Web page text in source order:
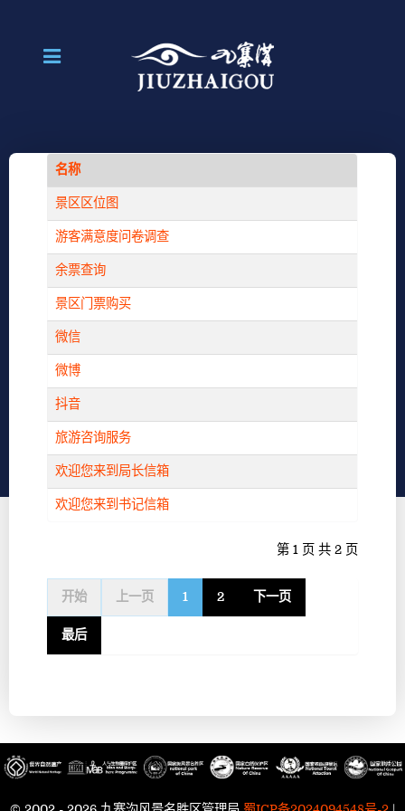
名称
景区区位图
游客满意度问卷调查
余票查询
景区门票购买
微信
微博
抖音
旅游咨询服务
欢迎您来到局长信箱
欢迎您来到书记信箱
第 1 页 共 2 页
开始 上一页 1 2 下一页
最后